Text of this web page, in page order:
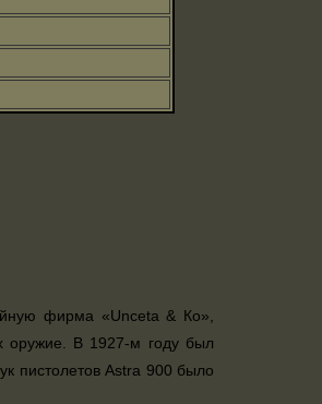
фирма «Unceta & Ко»,
оружие. В 1927-м году был
пистолетов Astra 900 было